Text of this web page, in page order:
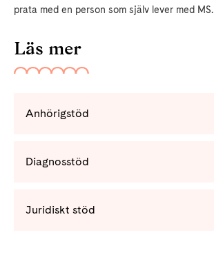
prata med en person som själv lever med MS.
Läs mer
Anhörigstöd
Diagnosstöd
Juridiskt stöd